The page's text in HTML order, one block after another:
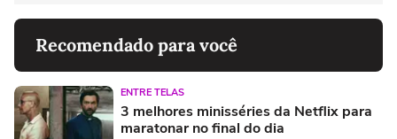
Recomendado para você
ENTRE TELAS
3 melhores minisséries da Netflix para
maratonar no final do dia